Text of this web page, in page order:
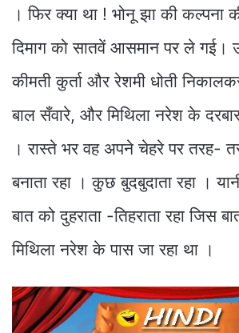
। फिर क्या था ! भोनू झा की कल्पना
दिमाग को सातवें आसमान पर ले
कीमती कुर्ता और रेशमी धोती
बाल सँवारे, और मिथिला नरेश के
। रास्ते भर वह अपने चेहरे पर तरह-
बनाता रहा । कुछ बुदबुदाता रहा ।
बात को दुहराता -तिहराता रहा जिस
मिथिला नरेश के पास जा रहा था ।